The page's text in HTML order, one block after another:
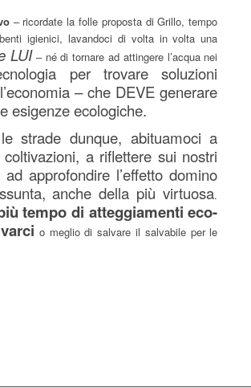
– ricordate la folle proposta di Grillo, tempo
igienici, lavandoci di volta in volta una
LUI– né di tornare ad attingere l’acqua nei
per trovare soluzioni
– che DEVE generare
esigenze ecologiche.
strade dunque, abituamoci a
a riflettere sui nostri
approfondire l’effetto domino
anche della più virtuosa.
tempo di atteggiamenti eco-
o meglio di salvare il salvabile per le